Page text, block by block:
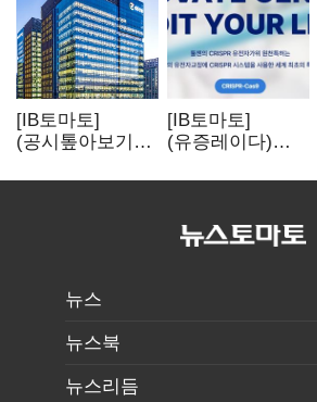
[IB토마토]
(공시톺아보기)
바로 매출로
[IB토마토]
(유증레이다)
3분의 1 토막…
비용부터 챙긴다
뉴스
뉴스북
뉴스리듬